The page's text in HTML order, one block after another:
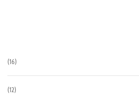
(16)
(12)